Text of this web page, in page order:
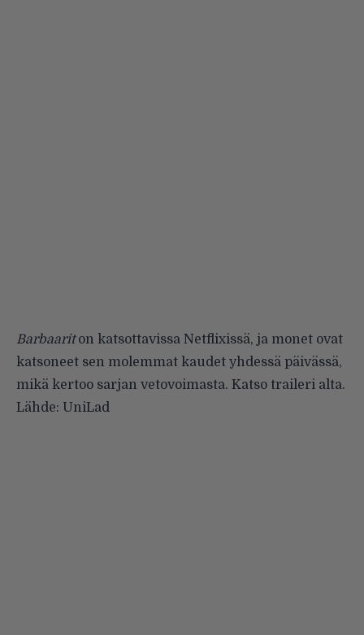
Barbaariton katsottavissa Netflixissä, ja monet ovat
katsoneet sen molemmat kaudet yhdessä päivässä,
mikä kertoo sarjan vetovoimasta. Katso traileri alta.
Lähde: UniLad